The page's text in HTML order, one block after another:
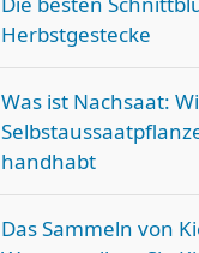
Herbstgestecke
Was ist Nachsaat:
handhabt
Das Sammeln von